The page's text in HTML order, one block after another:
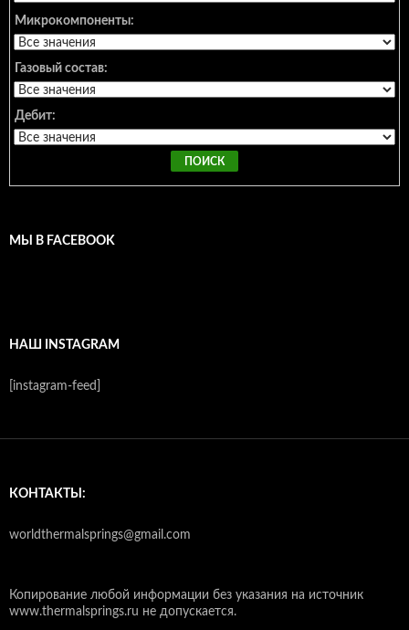
Микрокомпоненты:
Газовый состав:
Дебит:
МЫ В FACEBOOK
НАШ INSTAGRAM
[instagram-feed]
КОНТАКТЫ:
worldthermalsprings@gmail.com
Копирование любой информации без указания на источник
www.thermalsprings.ru не допускается.